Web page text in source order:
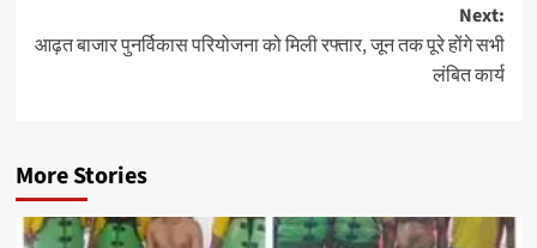
Next:
आढ़त बाजार पुनर्विकास परियोजना को मिली रफ्तार, जून तक पूरे होंगे सभी
लंबित कार्य
More Stories